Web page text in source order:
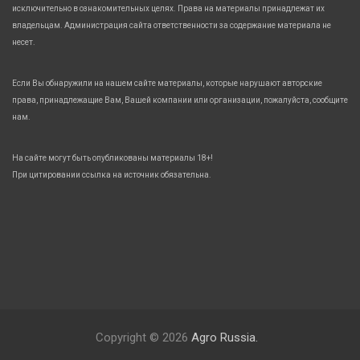
исключительно в ознакомительных целях. Права на материалы принадлежат их
владельцам. Администрация сайта ответственности за содержание материала не
несет.
Если Вы обнаружили на нашем сайте материалы, которые нарушают авторские
права, принадлежащие Вам, Вашей компании или организации, пожалуйста, сообщите
нам.
На сайте могут быть опубликованы материалы 18+!
При цитировании ссылка на источник обязательна.
Copyright © 2026 Agro Russia.